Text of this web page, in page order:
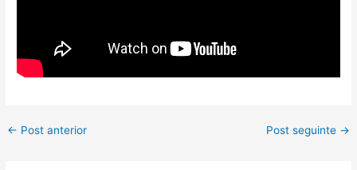
← Post anterior Post seguinte →